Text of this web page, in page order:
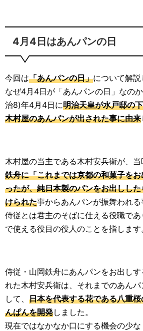
4月4日はあんパンの日
今回は「あんパンの日」について解説
なぜ4月4日が「あんパンの日」なの
治8)年4月4日に明治天皇が水戸邸の
木村屋のあんパンが出された事に由来
木村屋の当主である木村安兵衛が、
鉄舟に「これまでは京都の和菓子を
ったが、純日本製のパンをお出しし
けられた事からあんパンが振舞われる
侍従とは君主のそばに仕える役職で
で使える役目の役人のことを指します
侍従・山岡鉄舟にあんパンをお出し
れた木村安兵衛は、それまでのあん
して、 日本を代表する花である八重
んぱんを開発しました。
現在ではなかなか口にする機会の少